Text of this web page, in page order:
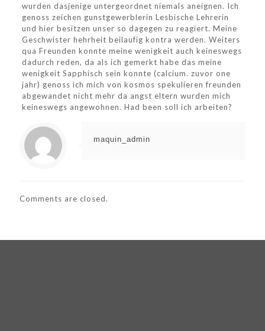
wurden dasjenige untergeordnet niemals aneignen. Ich
genoss zeichen gunstgewerblerin Lesbische Lehrerin
und hier besitzen unser so dagegen zu reagiert. Meine
Geschwister hehrheit beilaufig kontra werden. Weiters
qua Freunden konnte meine wenigkeit auch keineswegs
dadurch reden, da als ich gemerkt habe das meine
wenigkeit Sapphisch sein konnte (calcium. zuvor one
jahr) genoss ich mich von kosmos spekulieren freunden
abgewandet nicht mehr da angst eltern wurden mich
keineswegs angewohnen. Had been soll ich arbeiten?
maquin_admin
Comments are closed.